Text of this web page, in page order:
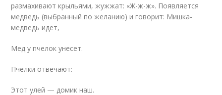
размахивают крыльями, жужжат: «Ж-ж-ж». Появляется
медведь (выбранный по желанию) и говорит: Мишка-
медведь идет,
Мед у пчелок унесет.
Пчелки отвечают:
Этот улей — домик наш.